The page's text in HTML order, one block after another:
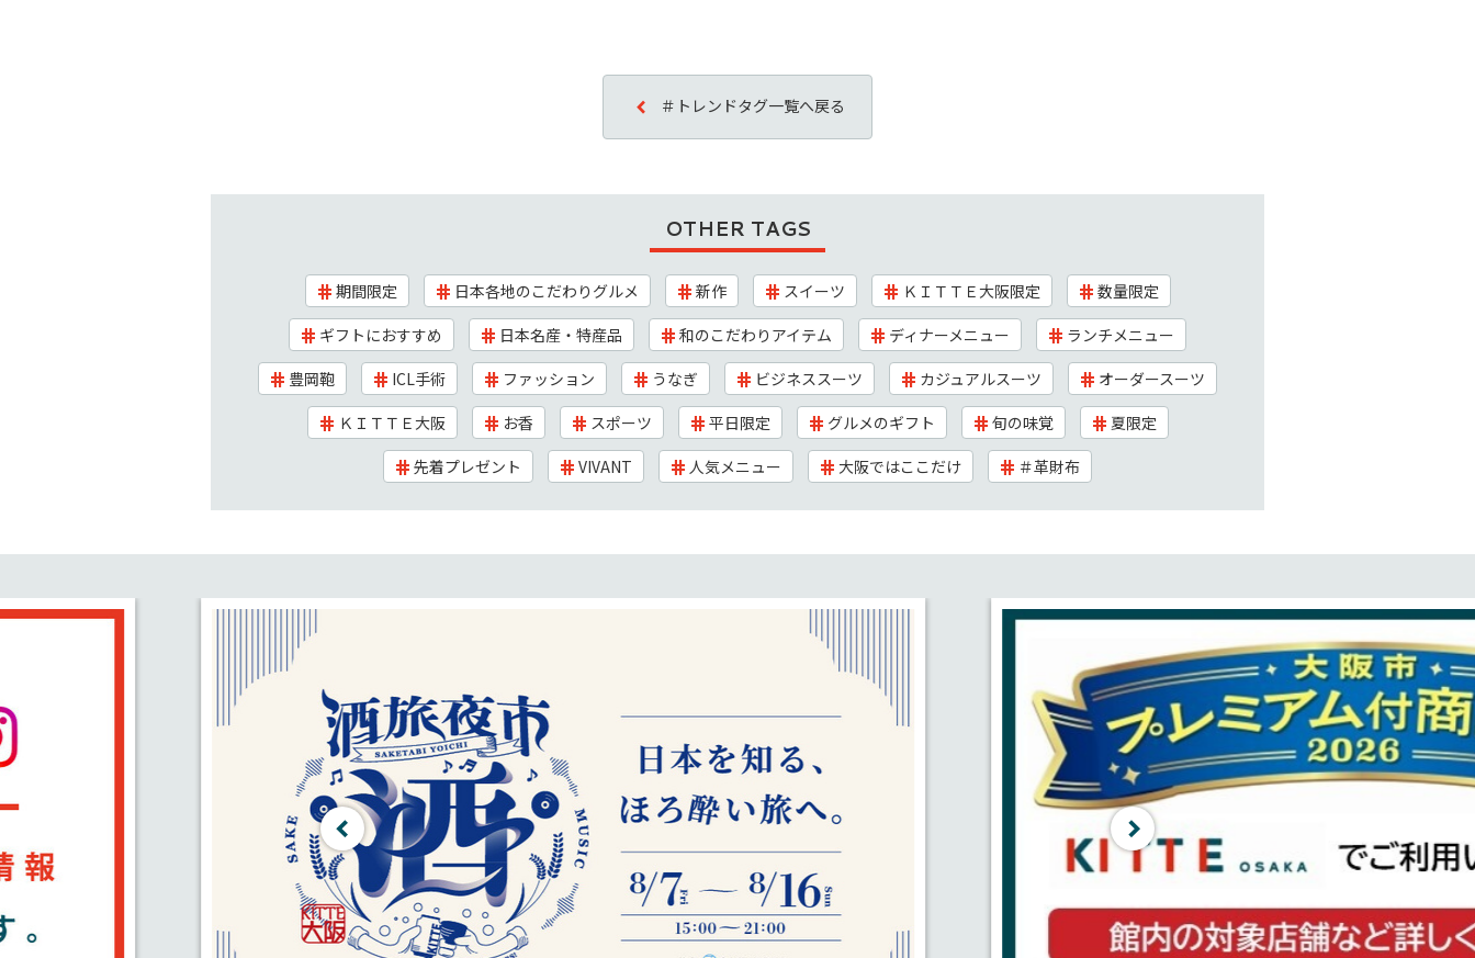
＃トレンドタグ一覧へ戻る
OTHER TAGS
期間限定 日本各地のこだわりグルメ 新作 スイーツ ＫＩＴＴＥ大阪限定
数量限定
ギフトにおすすめ
日本名産・特産品 和のこだわりアイテム ディナーメニュー
ランチメニュー
豊岡鞄
ICL手術 ファッション うなぎ ビジネススーツ カジュアルスーツ
オーダースーツ
ＫＩＴＴＥ大阪
お香 スポーツ 平日限定 グルメのギフト 旬の味覚
夏限定
先着プレゼント
VIVANT 人気メニュー 大阪ではここだけ ＃革財布